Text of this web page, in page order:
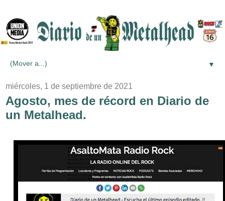
▼
miércoles, 1 de septiembre de 2021
Agosto, mes de récord en Diario de
un Metalhead.